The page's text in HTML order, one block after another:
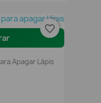
Apagar Lápis
favorite_border